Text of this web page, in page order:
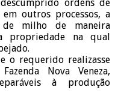
ordens de
outros processos, a
milho de maneira
propriedade na qual
o requerido realizasse
Nova Veneza,
à produção